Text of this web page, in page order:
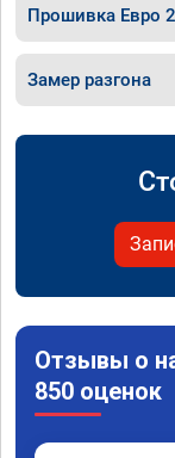
Прошивка Евро 2
Замер разгона
Отзывы о
850 оценок